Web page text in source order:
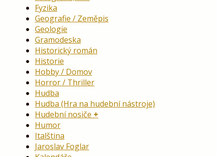
Fyzika
Geografie / Zeměpis
Geologie
Gramodeska
Historický román
Historie
Hobby / Domov
Horror / Thriller
Hudba
Hudba (Hra na hudební nástroje)
Hudební nosiče
Humor
Italština
Jaroslav Foglar